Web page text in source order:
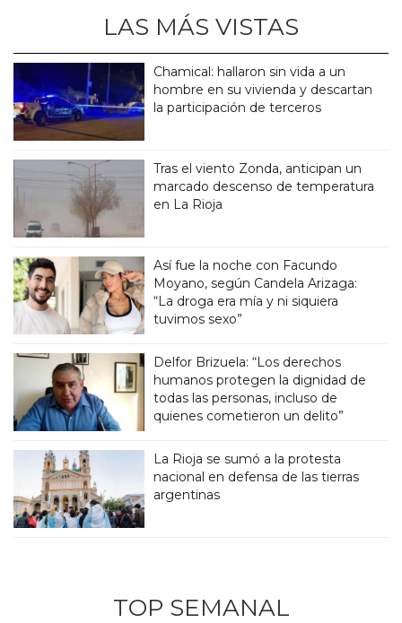
LAS MÁS VISTAS
Chamical: hallaron sin vida a un
hombre en su vivienda y descartan
la participación de terceros
Tras el viento Zonda, anticipan un
marcado descenso de temperatura
en La Rioja
Así fue la noche con Facundo
Moyano, según Candela Arizaga:
“La droga era mía y ni siquiera
tuvimos sexo”
Delfor Brizuela: “Los derechos
humanos protegen la dignidad de
todas las personas, incluso de
quienes cometieron un delito”
La Rioja se sumó a la protesta
nacional en defensa de las tierras
argentinas
TOP SEMANAL